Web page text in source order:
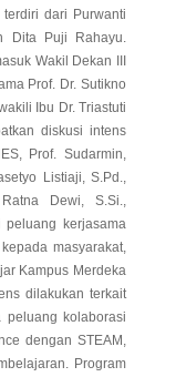
dari Purwanti
Dita Puji Rahayu.
Wakil Dekan III
Prof. Dr. Sutikno
Ibu Dr. Triastuti
diskusi intens
Prof. Sudarmin,
Listiaji, S.Pd.,
Dewi, S.Si.,
peluang kerjasama
masyarakat,
Kampus Merdeka
dilakukan terkait
peluang kolaborasi
dengan STEAM,
Program